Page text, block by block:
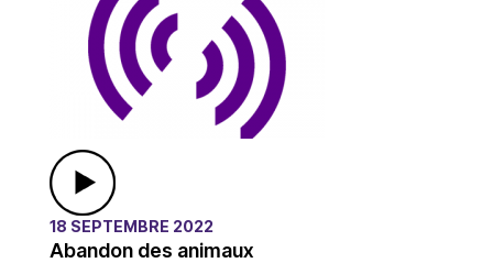
18 SEPTEMBRE 2022
Abandon des animaux